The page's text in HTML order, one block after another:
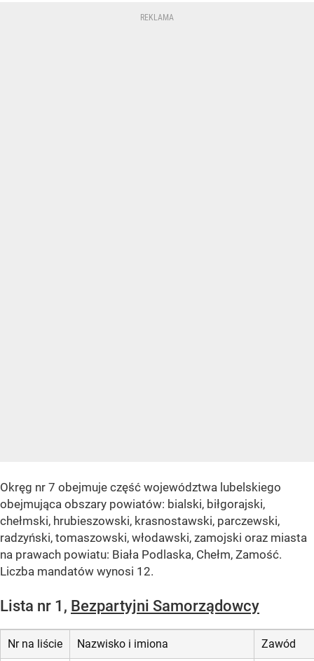
Okręg nr 7 obejmuje część województwa lubelskiego
obejmująca obszary powiatów: bialski, biłgorajski,
chełmski, hrubieszowski, krasnostawski, parczewski,
radzyński, tomaszowski, włodawski, zamojski oraz miasta
na prawach powiatu: Biała Podlaska, Chełm, Zamość.
Liczba mandatów wynosi 12.
Lista nr 1, Bezpartyjni Samorządowcy
Nr na liście Nazwisko i imiona Zawód